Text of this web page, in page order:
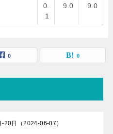
0.
1
9.0
9.0
0 0
20日（2024-06-07）